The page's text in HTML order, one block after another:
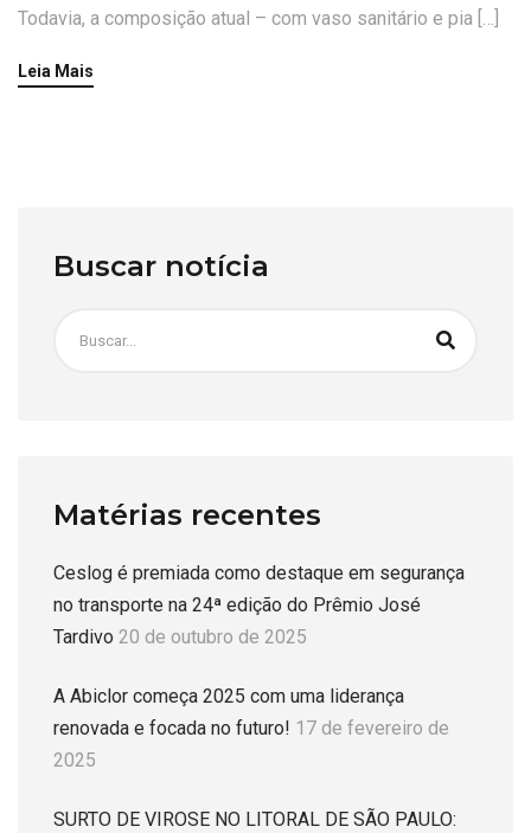
Todavia, a composição atual – com vaso sanitário e pia […]
Leia Mais
Buscar notícia
Matérias recentes
Ceslog é premiada como destaque em segurança
no transporte na 24ª edição do Prêmio José
Tardivo 20 de outubro de 2025
A Abiclor começa 2025 com uma liderança
renovada e focada no futuro! 17 de fevereiro de
2025
SURTO DE VIROSE NO LITORAL DE SÃO PAULO: